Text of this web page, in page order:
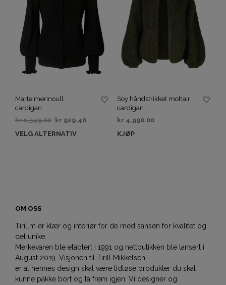
Marte merinoull
cardigan
kr1,549.00 kr 929.40
VELG ALTERNATIV
Soy håndstrikket mohair
cardigan
kr 4,990.00
KJØP
OM OSS
Tirillm er klær og interiør for de med sansen for kvalitet og
det unike.
Merkevaren ble etablert i 1991 og nettbutikken ble lansert i
August 2019. Visjonen til Tirill Mikkelsen
er at hennes design skal være tidløse produkter du skal
kunne pakke bort og ta frem igjen. Vi designer og